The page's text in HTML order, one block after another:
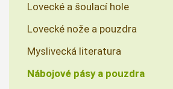
Lovecké a šoulací hole
Lovecké nože a pouzdra
Myslivecká literatura
Nábojové pásy a pouzdra